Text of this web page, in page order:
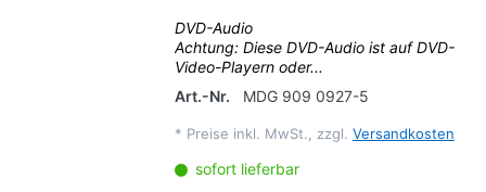
DVD-Audio
Achtung: Diese DVD-Audio ist auf DVD-
Video-Playern oder...
Art.-Nr.
MDG 909 0927-5
* Preise inkl. MwSt., zzgl. Versandkosten
sofort lieferbar